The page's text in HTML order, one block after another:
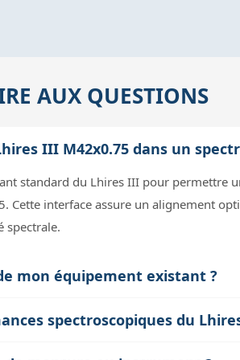
AUX QUESTIONS
III M42x0.75 dans un
standard du Lhires III pour permettre
Cette interface assure un alignement
spectrale.
mon équipement existant ?
possède ce filetage pour assurer
ce qui peut introduire des contraintes
spectroscopiques du